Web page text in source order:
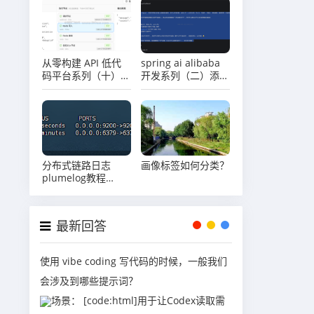
从零构建 API 低代
码平台系列（十）在
线调试功能实现
spring ai alibaba
开发系列（二）添加
系统提示词
分布式链路日志
plumelog教程
画像标签如何分类？
最新回答
使用 vibe coding 写代码的时候，一般我们
会涉及到哪些提示词？
场景： [code:html]用于让Codex读取需